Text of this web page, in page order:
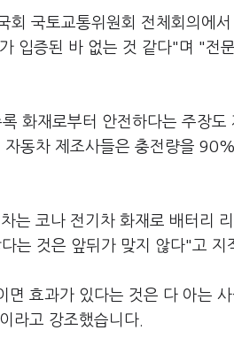
회 국토교통위원회 전체회의에
입증된 바 없는 것 같다"며 "전
화재로부터 안전하다는 주장
동차 제조사들은 충전량을
는 코나 전기차 화재로 배터리
는 것은 앞뒤가 맞지 않다"고 지
면 효과가 있다는 것은 다 아는
라고 강조했습니다.